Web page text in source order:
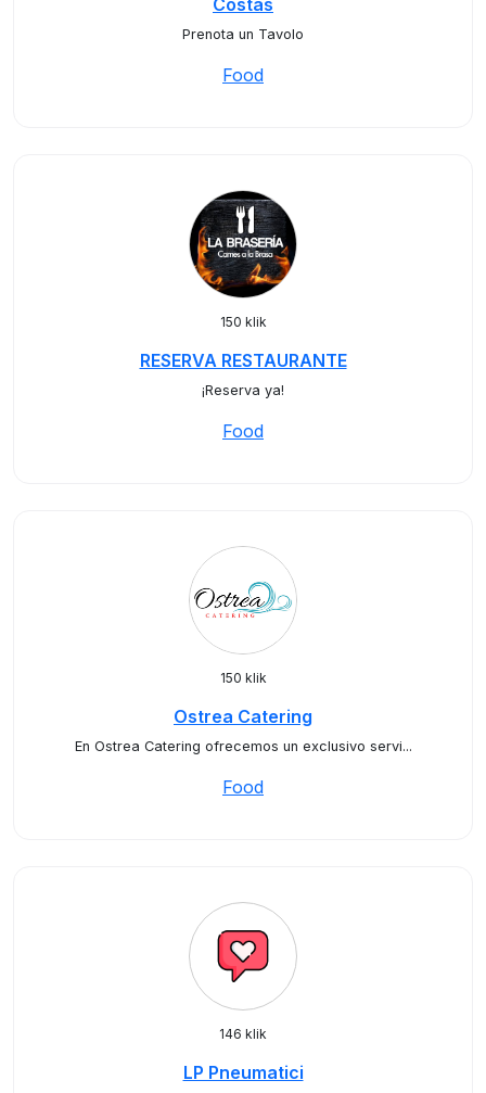
Costas
Prenota un Tavolo
Food
150 klik
RESERVA RESTAURANTE
¡Reserva ya!
Food
150 klik
Ostrea Catering
En Ostrea Catering ofrecemos un exclusivo servi...
Food
146 klik
LP Pneumatici